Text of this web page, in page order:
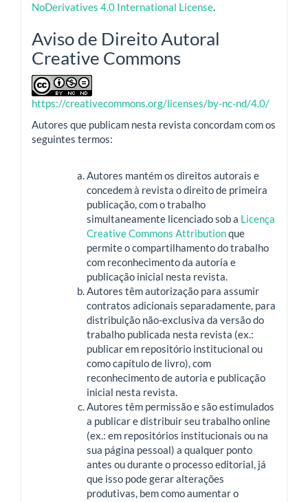
NoDerivatives 4.0 International License.
Aviso de Direito Autoral
Creative Commons
https://creativecommons.org/licenses/by-nc-nd/4.0/
Autores que publicam nesta revista concordam com os
seguintes termos:
Autores mantém os direitos autorais e
concedem à revista o direito de primeira
publicação, com o trabalho
simultaneamente licenciado sob a Licença
Creative Commons Attributionque
permite o compartilhamento do trabalho
com reconhecimento da autoria e
publicação inicial nesta revista.
Autores têm autorização para assumir
contratos adicionais separadamente, para
distribuição não-exclusiva da versão do
trabalho publicada nesta revista (ex.:
publicar em repositório institucional ou
como capítulo de livro), com
reconhecimento de autoria e publicação
inicial nesta revista.
Autores têm permissão e são estimulados
a publicar e distribuir seu trabalho online
(ex.: em repositórios institucionais ou na
sua página pessoal) a qualquer ponto
antes ou durante o processo editorial, já
que isso pode gerar alterações
produtivas, bem como aumentar o